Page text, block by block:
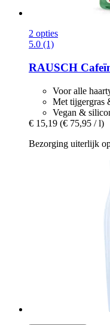
2 opties
5.0 (1)
RAUSCH
Voor alle
Met tijgergras
Vegan &
€ 15,19 (€ 75,95 / l)
Bezorging uiterlijk